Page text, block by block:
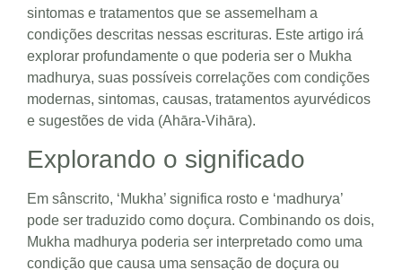
sintomas e tratamentos que se assemelham a
condições descritas nessas escrituras. Este artigo irá
explorar profundamente o que poderia ser o Mukha
madhurya, suas possíveis correlações com condições
modernas, sintomas, causas, tratamentos ayurvédicos
e sugestões de vida (Ahāra-Vihāra).
Explorando o significado
Em sânscrito, ‘Mukha’ significa rosto e ‘madhurya’
pode ser traduzido como doçura. Combinando os dois,
Mukha madhurya poderia ser interpretado como uma
condição que causa uma sensação de doçura ou